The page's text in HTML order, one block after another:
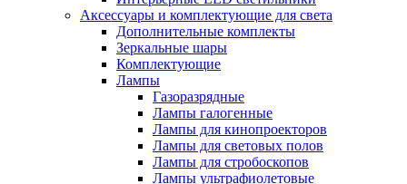
Аксессуары и комплектующие для света
Дополнительные комплекты
Зеркальные шары
Комплектующие
Лампы
Газоразрядные
Лампы галогенные
Лампы для кинопроекторов
Лампы для световых полов
Лампы для стробоскопов
Лампы ультрафиолетовые